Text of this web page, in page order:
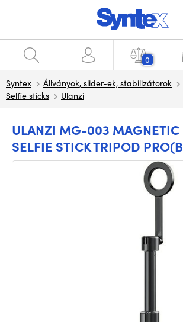
0
Syntex Állványok, slider-ek, stabilizátorok
Selfie sticks
Ulanzi
ULANZI MG-003 MAGNETIC
SELFIE STICK TRIPOD